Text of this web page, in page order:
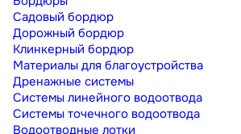
Садовый бордюр
Дорожный бордюр
Клинкерный бордюр
Материалы для благоустройства
Дренажные системы
Системы линейного водоотвода
Системы точечного водоотвода
Водоотводные лотки